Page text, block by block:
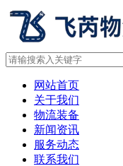
网站首页
关于我们
物流装备
新闻资讯
服务动态
联系我们